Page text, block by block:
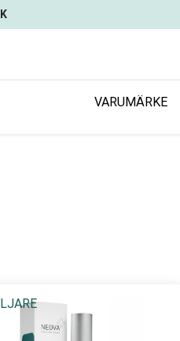
VARUMÄRKE